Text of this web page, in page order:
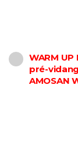
WARM
pré-
AMOSAN